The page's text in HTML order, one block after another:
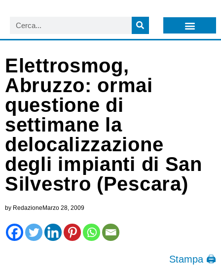
Elettrosmog,
Abruzzo: ormai
questione di
settimane la
delocalizzazione
degli impianti di San
Silvestro (Pescara)
by Redazione Marzo 28, 2009
Stampa 🖨